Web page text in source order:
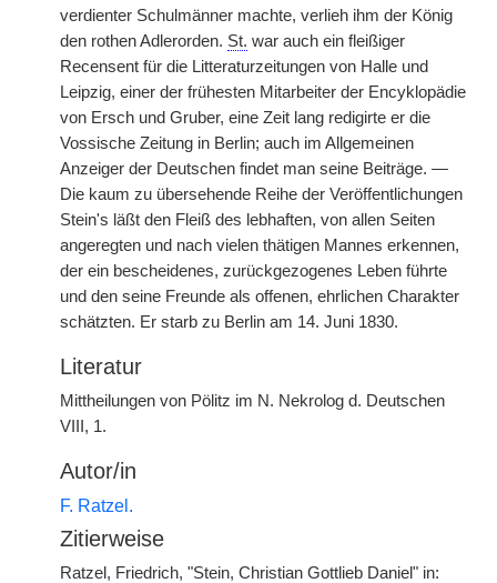
verdienter Schulmänner machte, verlieh ihm der König
den rothen Adlerorden. St. war auch ein fleißiger
Recensent für die Litteraturzeitungen von Halle und
Leipzig, einer der frühesten Mitarbeiter der Encyklopädie
von Ersch und Gruber, eine Zeit lang redigirte er die
Vossische Zeitung in Berlin; auch im Allgemeinen
Anzeiger der Deutschen findet man seine Beiträge. —
Die kaum zu übersehende Reihe der Veröffentlichungen
Stein's läßt den Fleiß des lebhaften, von allen Seiten
angeregten und nach vielen thätigen Mannes erkennen,
der ein bescheidenes, zurückgezogenes Leben führte
und den seine Freunde als offenen, ehrlichen Charakter
schätzten. Er starb zu Berlin am 14. Juni 1830.
Literatur
Mittheilungen von Pölitz im N. Nekrolog d. Deutschen
VIII, 1.
Autor/in
F. Ratzel.
Zitierweise
Ratzel, Friedrich, "Stein, Christian Gottlieb Daniel" in: